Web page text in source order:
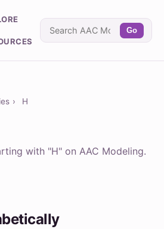
Go
› H
with "H" on AAC Modeling.